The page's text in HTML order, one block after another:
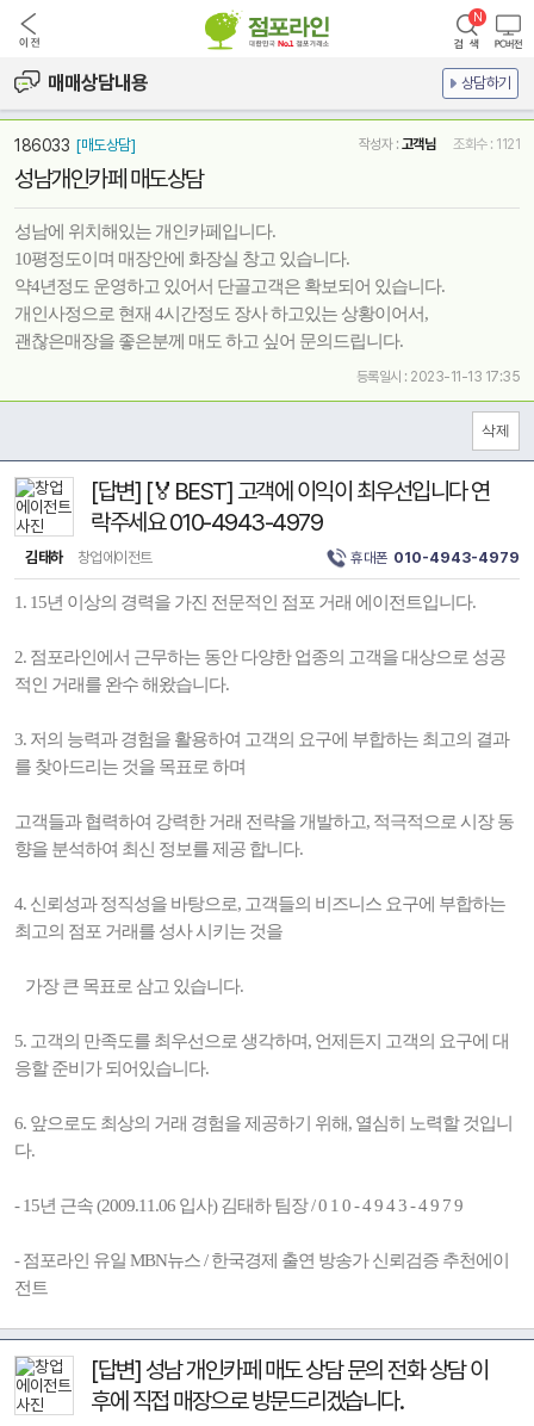
매매상담내용 상담하기
186033 [매도상담] 작성자 : 고객님 조회수 : 1121
성남개인카페 매도상담
성남에 위치해있는 개인카페입니다.
10평정도이며 매장안에 화장실 창고 있습니다.
약4년정도 운영하고 있어서 단골고객은 확보되어 있습니다.
개인사정으로 현재 4시간정도 장사 하고있는 상황이어서,
괜찮은매장을 좋은분께 매도 하고 싶어 문의드립니다.
등록일시 : 2023-11-13 17:35
[답변] [🏅BEST] 고객에 이익이 최우선입니다 연
락주세요 010-4943-4979
김태하 창업에이전트 휴대폰 010-4943-4979
1. 15년 이상의 경력을 가진 전문적인 점포 거래 에이전트입니다.
2. 점포라인에서 근무하는 동안 다양한 업종의 고객을 대상으로 성공
적인 거래를 완수 해왔습니다.
3. 저의 능력과 경험을 활용하여 고객의 요구에 부합하는 최고의 결과
를 찾아드리는 것을 목표로 하며
고객들과 협력하여 강력한 거래 전략을 개발하고, 적극적으로 시장 동
향을 분석하여 최신 정보를 제공 합니다.
4. 신뢰성과 정직성을 바탕으로, 고객들의 비즈니스 요구에 부합하는
최고의 점포 거래를 성사 시키는 것을
가장 큰 목표로 삼고 있습니다.
5. 고객의 만족도를 최우선으로 생각하며, 언제든지 고객의 요구에 대
응할 준비가 되어있습니다.
6. 앞으로도 최상의 거래 경험을 제공하기 위해, 열심히 노력할 것입니
다.
- 15년 근속 (2009.11.06 입사) 김태하 팀장 / 0 1 0 - 4 9 4 3 - 4 9 7 9
- 점포라인 유일 MBN뉴스 / 한국경제 출연 방송가 신뢰검증 추천에이
전트
[답변] 성남 개인카페 매도 상담 문의 전화 상담 이
후에 직접 매장으로 방문드리겠습니다.